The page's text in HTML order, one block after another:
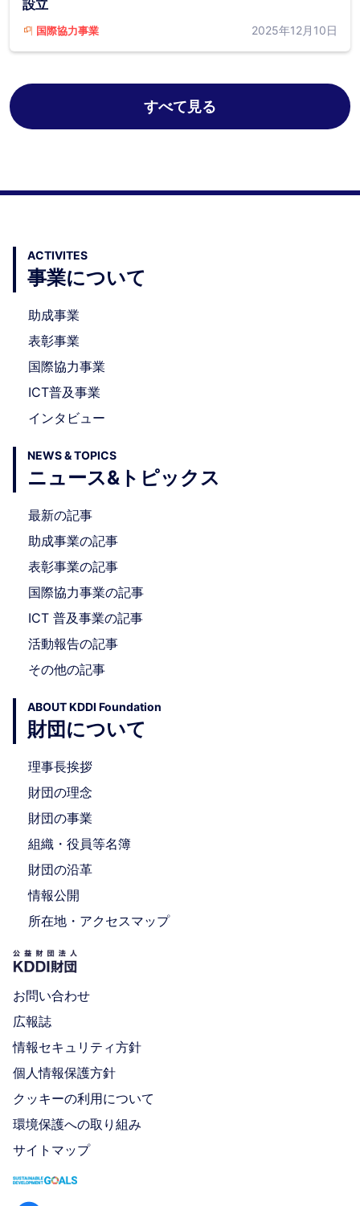
設立
国際協力事業 2025年12月10日
すべて見る
ACTIVITES
事業について
助成事業
表彰事業
国際協力事業
ICT普及事業
インタビュー
NEWS & TOPICS
ニュース&トピックス
最新の記事
助成事業の記事
表彰事業の記事
国際協力事業の記事
ICT 普及事業の記事
活動報告の記事
その他の記事
ABOUT KDDI Foundation
財団について
理事長挨拶
財団の理念
財団の事業
組織・役員等名簿
財団の沿革
情報公開
所在地・アクセスマップ
お問い合わせ
広報誌
情報セキュリティ方針
個人情報保護方針
クッキーの利用について
環境保護への取り組み
サイトマップ